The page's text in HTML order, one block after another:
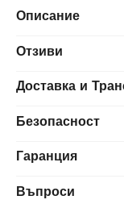
Описание
Отзиви
Доставка и
Безопасност
Гаранция
Въпроси